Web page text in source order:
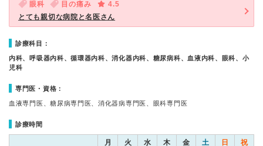
眼科 目の痛み
4.5
とても親切な病院と名医さん
診療科目：
内科、呼吸器内科、循環器内科、消化器内科、糖尿病科、血液内科、眼科、小
児科
専門医・資格：
血液専門医、糖尿病専門医、消化器病専門医、眼科専門医
診療時間
月 火 水 木 金 土 日 祝